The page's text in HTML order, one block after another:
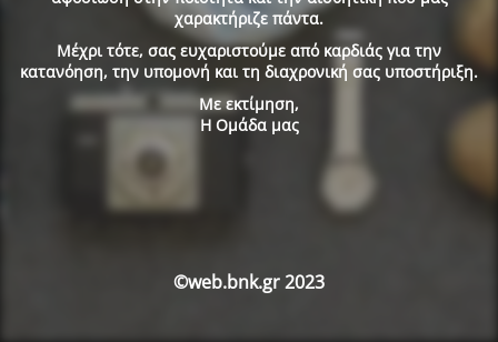
χαρακτήριζε πάντα.
Μέχρι τότε, σας ευχαριστούμε από καρδιάς για την
κατανόηση, την υπομονή και τη διαχρονική σας υποστήριξη.
Με εκτίμηση,
Η Ομάδα μας
©web.bnk.gr 2023